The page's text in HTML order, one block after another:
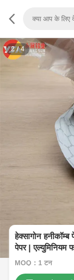
3/4
हेक्सागोन हनीकॉम्ब
पेपर |
खाद्य संपर्क
MOQ：1 टन